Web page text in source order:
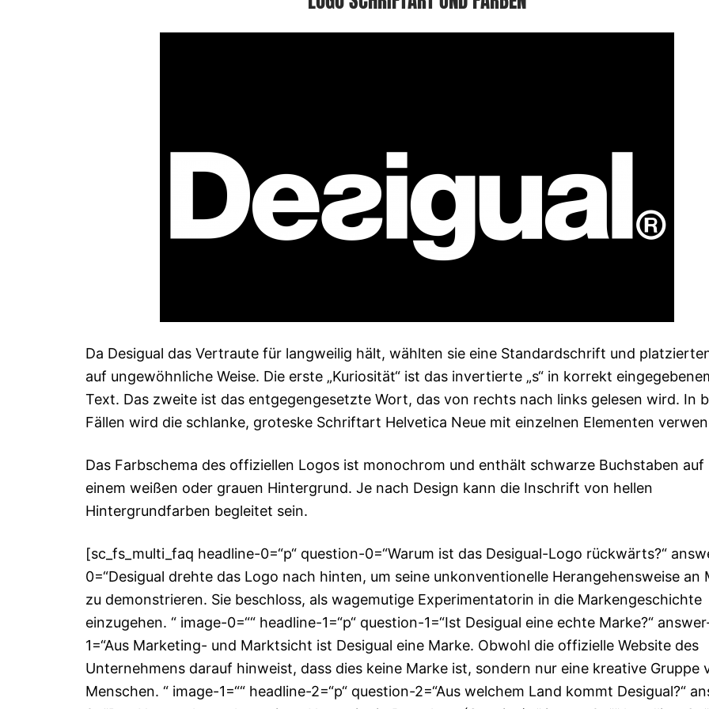
Da Desigual das Vertraute für langweilig hält, wählten sie eine Standardschrift und
auf ungewöhnliche Weise. Die erste „Kuriosität“ ist das invertierte „s“ in korrekt
Text. Das zweite ist das entgegengesetzte Wort, das von rechts nach links gelesen wird. In
Fällen wird die schlanke, groteske Schriftart Helvetica Neue mit einzelnen Elementen
Das Farbschema des offiziellen Logos ist monochrom und enthält schwarze Buchstaben auf
einem weißen oder grauen Hintergrund. Je nach Design kann die Inschrift von hellen
Hintergrundfarben begleitet sein.
[sc_fs_multi_faq headline-0=“p“ question-0=“Warum ist das Desigual-Logo rückwärts?“
0=“Desigual drehte das Logo nach hinten, um seine unkonventionelle Herangehensweise an
zu demonstrieren. Sie beschloss, als wagemutige Experimentatorin in die Markengeschichte
einzugehen. “ image-0=““ headline-1=“p“ question-1=“Ist Desigual eine echte Marke?“
1=“Aus Marketing- und Marktsicht ist Desigual eine Marke. Obwohl die offizielle Website des
Unternehmens darauf hinweist, dass dies keine Marke ist, sondern nur eine kreative Gruppe
Menschen. “ image-1=““ headline-2=“p“ question-2=“Aus welchem ​​Land kommt Desigual?“